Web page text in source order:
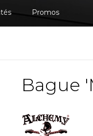
Promos
Bague